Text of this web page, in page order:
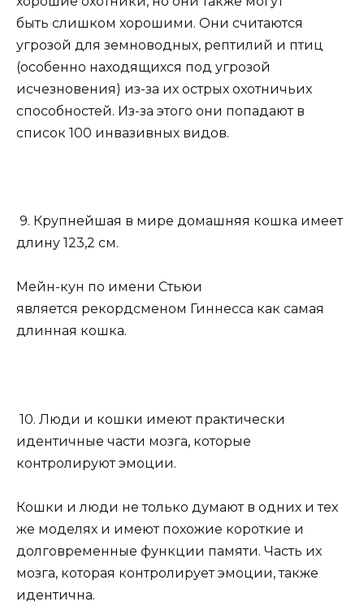
быть слишком хорошими. Они считаются
угрозой для земноводных, рептилий и птиц
(особенно находящихся под угрозой
исчезновения) из-за их острых охотничьих
способностей. Из-за этого они попадают в
список 100 инвазивных видов.
9. Крупнейшая в мире домашняя кошка имеет
длину 123,2 см.
Мейн-кун по имени Стьюи
является рекордсменом Гиннесса как самая
длинная кошка.
10. Люди и кошки имеют практически
идентичные части мозга, которые
контролируют эмоции.
Кошки и люди не только думают в одних и тех
же моделях и имеют похожие короткие и
долговременные функции памяти. Часть их
мозга, которая контролирует эмоции, также
идентична.